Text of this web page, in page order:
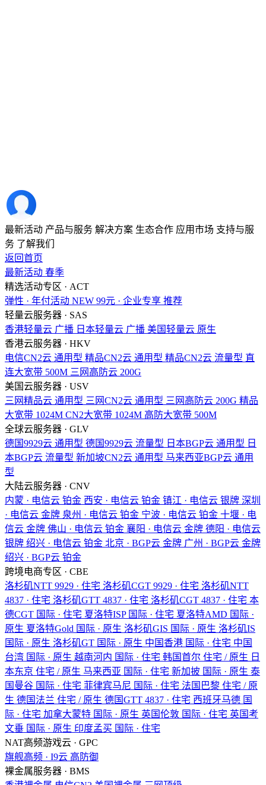
最新活动 产品与服务 解决方案 生态合作 应用市场 支持与服
务 了解我们
返回首页
最新活动 春季
精选活动专区 · ACT
弹性 · 年付活动 NEW 99元 · 企业专享 推荐
轻量云服务器 · SAS
香港轻量云 广播 日本轻量云 广播 美国轻量云 原生
香港云服务器 · HKV
电信CN2云 通用型 精品CN2云 通用型 精品CN2云 流量型 直
连大宽带 500M 三网高防云 200G
美国云服务器 · USV
三网精品云 通用型 三网CN2云 通用型 三网高防云 200G 精品
大宽带 1024M CN2大宽带 1024M 高防大宽带 500M
全球云服务器 · GLV
德国9929云 通用型 德国9929云 流量型 日本BGP云 通用型 日
本BGP云 流量型 新加坡CN2云 通用型 马来西亚BGP云 通用
型
大陆云服务器 · CNV
内蒙 · 电信云 铂金 西安 · 电信云 铂金 镇江 · 电信云 银牌 深圳
· 电信云 金牌 泉州 · 电信云 铂金 宁波 · 电信云 铂金 十堰 · 电
信云 金牌 佛山 · 电信云 铂金 襄阳 · 电信云 金牌 德阳 · 电信云
银牌 绍兴 · 电信云 铂金 北京 · BGP云 金牌 广州 · BGP云 金牌
绍兴 · BGP云 铂金
跨境电商专区 · CBE
洛杉矶NTT 9929 · 住宅 洛杉矶CGT 9929 · 住宅 洛杉矶NTT
4837 · 住宅 洛杉矶GTT 4837 · 住宅 洛杉矶CGT 4837 · 住宅 本
德CGT 国际 · 住宅 夏洛特ISP 国际 · 住宅 夏洛特AMD 国际 ·
原生 夏洛特Gold 国际 · 原生 洛杉矶GIS 国际 · 原生 洛杉矶IS
国际 · 原生 洛杉矶GT 国际 · 原生 中国香港 国际 · 住宅 中国
台湾 国际 · 原生 越南河内 国际 · 住宅 韩国首尔 住宅 / 原生 日
本东京 住宅 / 原生 马来西亚 国际 · 住宅 新加披 国际 · 原生 泰
国曼谷 国际 · 住宅 菲律宾马尼 国际 · 住宅 法国巴黎 住宅 / 原
生 德国法兰 住宅 / 原生 德国GTT 4837 · 住宅 西班牙马德 国
际 · 住宅 加拿大蒙特 国际 · 原生 英国伦敦 国际 · 住宅 英国考
文垂 国际 · 原生 印度孟买 国际 · 住宅
NAT高频游戏云 · GPC
旗舰高频 · I9云 高防御
裸金属服务器 · BMS